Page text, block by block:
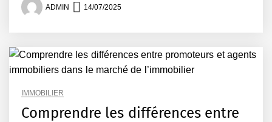
ADMIN 14/07/2025
IMMOBILIER
Comprendre les différences entre